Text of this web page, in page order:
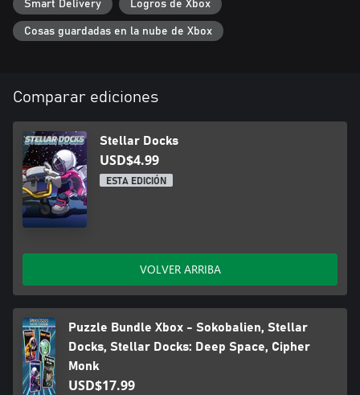
Smart Delivery Logros de Xbox
Cosas guardadas en la nube de Xbox
Comparar ediciones
Stellar Docks
USD$4.99
ESTA EDICIÓN
VOLVER ARRIBA
Puzzle Bundle Xbox - Sokobalien, Stellar
Docks, Stellar Docks: Deep Space, Cipher
Monk
USD$17.99